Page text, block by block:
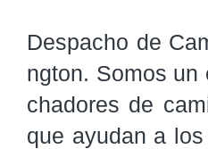
Despacho de
ngton. Somos un
chadores de
que ayudan a